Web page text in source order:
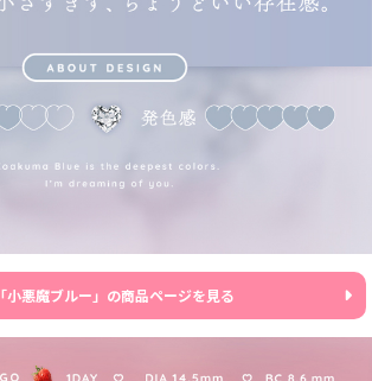
「小悪魔ブルー」の商品ページを見る